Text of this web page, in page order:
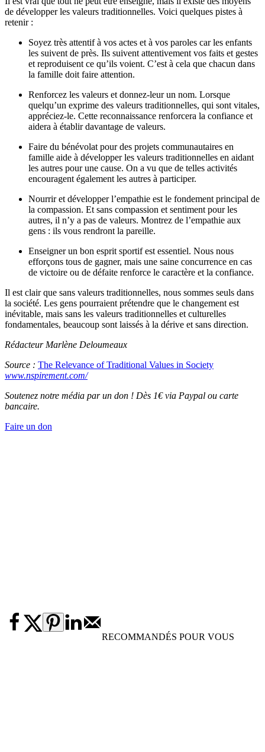
de développer les valeurs traditionnelles. Voici quelques pistes à
retenir :
Soyez très attentif à vos actes et à vos paroles car les enfants
les suivent de près. Ils suivent attentivement vos faits et gestes
et reproduisent ce qu’ils voient. C’est à cela que chacun dans
la famille doit faire attention.
Renforcez les valeurs et donnez-leur un nom. Lorsque
quelqu’un exprime des valeurs traditionnelles, qui sont vitales,
appréciez-le. Cette reconnaissance renforcera la confiance et
aidera à établir davantage de valeurs.
Faire du bénévolat pour des projets communautaires en
famille aide à développer les valeurs traditionnelles en aidant
les autres pour une cause. On a vu que de telles activités
encouragent également les autres à participer.
Nourrir et développer l’empathie est le fondement principal de
la compassion. Et sans compassion et sentiment pour les
autres, il n’y a pas de valeurs. Montrez de l’empathie aux
gens : ils vous rendront la pareille.
Enseigner un bon esprit sportif est essentiel. Nous nous
efforçons tous de gagner, mais une saine concurrence en cas
de victoire ou de défaite renforce le caractère et la confiance.
Il est clair que sans valeurs traditionnelles, nous sommes seuls dans
la société. Les gens pourraient prétendre que le changement est
inévitable, mais sans les valeurs traditionnelles et culturelles
fondamentales, beaucoup sont laissés à la dérive et sans direction.
Rédacteur Marlène Deloumeaux
Source : The Relevance of Traditional Values in Society
www.nspirement.com/
Soutenez notre média par un don ! Dès 1€ via Paypal ou carte
bancaire.
Faire un don
RECOMMANDÉS POUR VOUS